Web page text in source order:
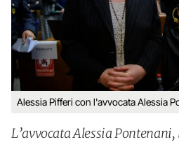
Alessia Pifferi con l'avvocata Alessia
L’avvocata Alessia